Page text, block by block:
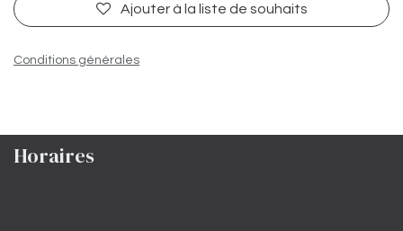
Ajouter à la liste de souhaits
Conditions générales
Horaires